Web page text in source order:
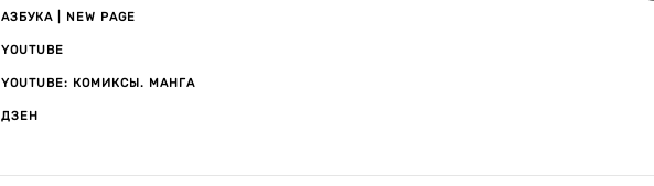
АЗБУКА | NEW PAGE
YOUTUBE
YOUTUBE: КОМИКСЫ. МАНГА
ДЗЕН